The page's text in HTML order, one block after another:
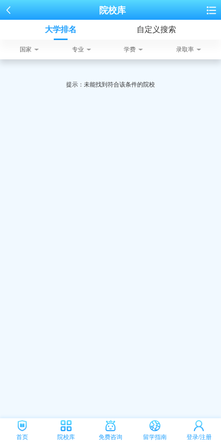
院校库
大学排名 自定义搜索
国家 专业 学费 录取率
提示：未能找到符合该条件的院校
首页 院校库 免费咨询 留学指南 登录/注册